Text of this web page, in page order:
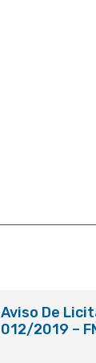
Aviso De
012/2019 –